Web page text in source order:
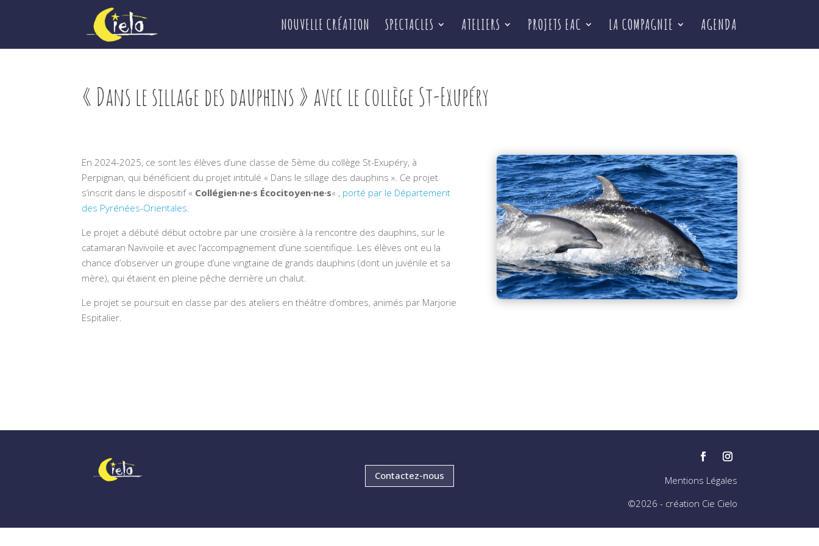
NOUVELLE CRÉATION SPECTACLES ATELIERS PROJETS EAC LA COMPAGNIE AGENDA
« Dans le sillage des dauphins » avec le collège St-Exupéry
En 2024-2025, ce sont les élèves d’une classe de 5ème du collège St-Exupéry, à
Perpignan, qui bénéficient du projet intitulé « Dans le sillage des dauphins ». Ce projet
s’inscrit dans le dispositif « Collégien·ne·s Écocitoyen·ne·s« , porté par le Département
des Pyrénées-Orientales
Le projet a débuté début octobre par une croisière à la rencontre des dauphins, sur le
catamaran Navivoile et avec l’accompagnement d’une scientifique. Les élèves ont eu la
chance d’observer un groupe d’une vingtaine de grands dauphins (dont un juvénile et sa
mère), qui étaient en pleine pêche derrière un chalut.
Le projet se poursuit en classe par des ateliers en théâtre d’ombres, animés par Marjorie
Espitalier.
Contactez-nous
Mentions Légales
©2026 - création Cie Cielo